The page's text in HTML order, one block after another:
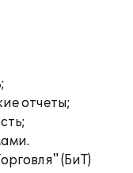
отчеты;
(БиТ)